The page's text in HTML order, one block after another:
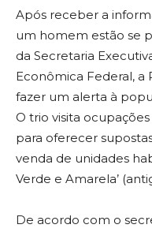
Após receber a
um homem estão se
da Secretaria
Econômica Federal,
fazer um alerta à
O trio visita
para oferecer
venda de unidades
Verde e Amarela’
De acordo com o